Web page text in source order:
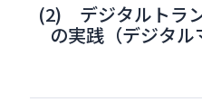
(2) デジタルトラ
の実践（デジタル